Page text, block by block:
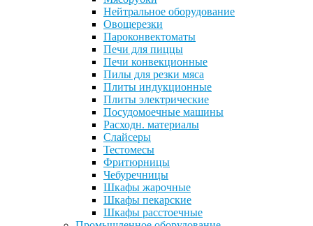
Нейтральное оборудование
Овощерезки
Пароконвектоматы
Печи для пиццы
Печи конвекционные
Пилы для резки мяса
Плиты индукционные
Плиты электрические
Посудомоечные машины
Расходн. материалы
Слайсеры
Тестомесы
Фритюрницы
Чебуречницы
Шкафы жарочные
Шкафы пекарские
Шкафы расстоечные